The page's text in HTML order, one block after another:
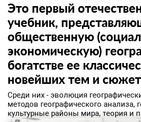
Это первый
учебник,
общественную
экономическую)
богатстве ее
новейших тем и
Среди них - эволюция
методов географического анализа,
культурные районы мира, теория и